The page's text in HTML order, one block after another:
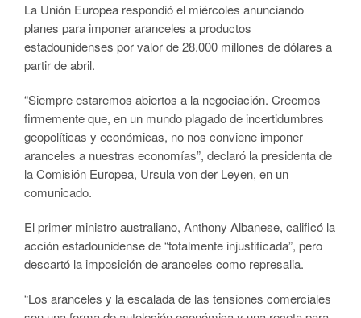
La Unión Europea respondió el miércoles anunciando
planes para imponer aranceles a productos
estadounidenses por valor de 28.000 millones de dólares a
partir de abril.
“Siempre estaremos abiertos a la negociación. Creemos
firmemente que, en un mundo plagado de incertidumbres
geopolíticas y económicas, no nos conviene imponer
aranceles a nuestras economías”, declaró la presidenta de
la Comisión Europea, Ursula von der Leyen, en un
comunicado.
El primer ministro australiano, Anthony Albanese, calificó la
acción estadounidense de “totalmente injustificada”, pero
descartó la imposición de aranceles como represalia.
“Los aranceles y la escalada de las tensiones comerciales